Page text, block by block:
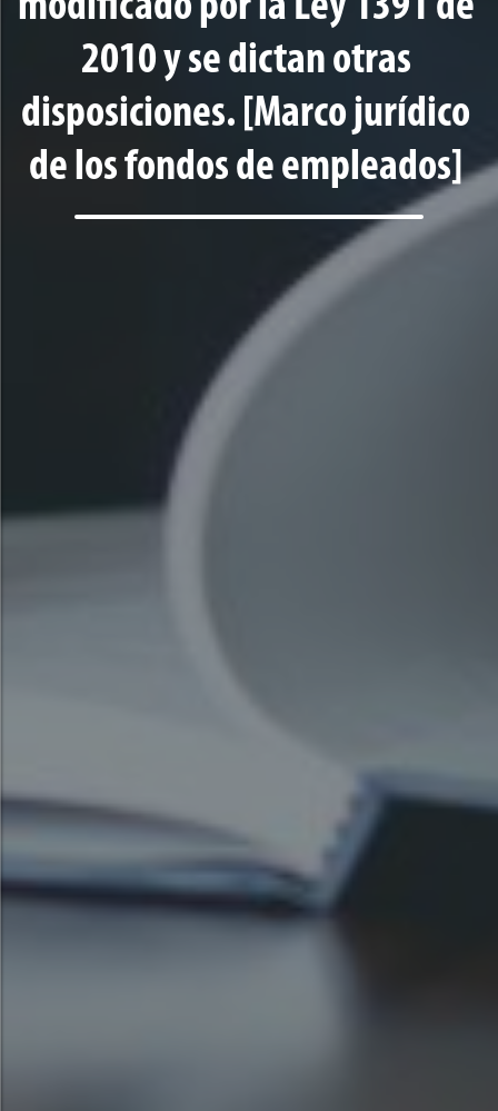
2010 y se dictan otras
disposiciones. [Marco jurídico
de los fondos de empleados]